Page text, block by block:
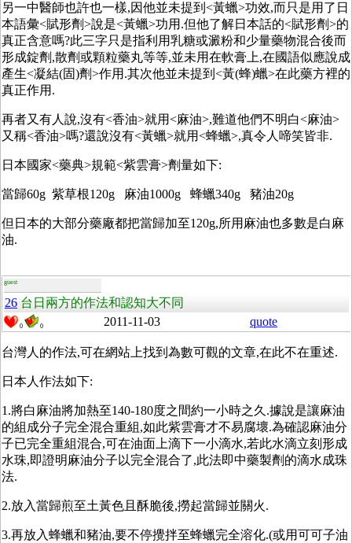
另一中醫師也許也一樣,因他並未提到<黃蠟>功效,而只是用了日
本語彙<賦形劑>說是<黃蠟>功用.但他了解日本話的<賦形劑>的
真正含意嗎?此三字只是指利用乳糖或澱粉和少量藥物混合後而
形成錠劑,散劑或顆粒藥丸等等,並未用在軟膏上,在國語似應說成
產生<凝結(固)劑>作用.其次他並未提到<黃(蜂)蠟>在此藥方裡的
真正作用.
再者又有人說,沒有<香油>就用<麻油>,難道他們不明白<麻油>
又稱<香油>嗎?還說沒有<黃蠟>就用<蜂蠟>,真令人啼笑皆非.
日本國家<藥典>規範<紫雲膏>劑量如下:
當歸60g 紫草根120g 麻油1000g 蜂蠟340g 豬油20g
但日本的大部分藥廠都把當歸加至120g,所用麻油也多數是白麻
油.
guest
26 台日兩方的作法和認知大不同
0 0 2011-11-03 quote
台灣人的作法,可在網站上找到為數可觀的文章,在此不在重述.
日本人作法如下:
1.將白麻油將加熱至140-180度之間約一小時之久.據說是讓麻油
的組成分子完全混合重組,如此紫雲膏才不易腐壞.為確認麻油分
子已完全重組混合,可在油面上滴下一小滴水,若此水滴立刻形成
水珠,即證明麻油分子以完全混合了,此法即中藥製劑的滴水成珠
法.
2.放入當歸煎至土黃色且酥脆後,撈起當歸並關火.
3.再放入蜂蠟和豬油,要不停攪拌至蜂蠟完全溶化.(或用可可子油